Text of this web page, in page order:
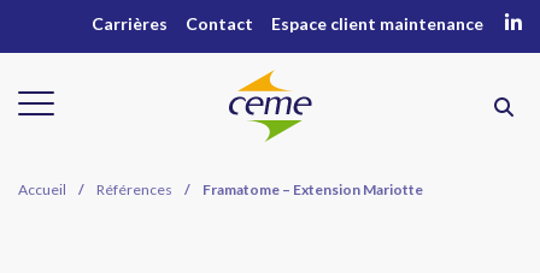
Carrières Contact Espace client maintenance
Accueil / Références / Framatome – Extension Mariotte